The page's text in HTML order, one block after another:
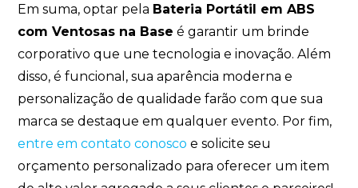
Em suma, optar pela Bateria Portátil em ABS
com Ventosas na Base é garantir um brinde
corporativo que une tecnologia e inovação. Além
disso, é funcional, sua aparência moderna e
personalização de qualidade farão com que sua
marca se destaque em qualquer evento. Por fim,
entre em contato conosco e solicite seu
orçamento personalizado para oferecer um item